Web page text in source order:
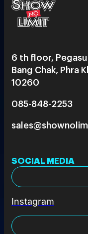
6 th floor,
Bang Chak, Phra
10260
085-848-2253
SOCIAL MEDIA
Instagram